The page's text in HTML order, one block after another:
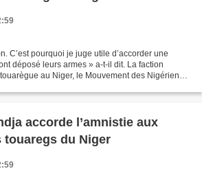
C’est pourquoi je juge utile d’accorder une
déposé leurs armes » a-t-il dit. La faction
au Niger, le Mouvement des Nigériens
accorde l’amnistie aux
touaregs du Niger